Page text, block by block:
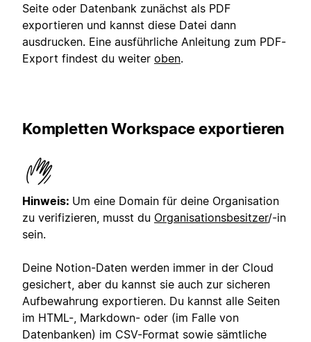
Seite oder Datenbank zunächst als PDF
exportieren und kannst diese Datei dann
ausdrucken. Eine ausführliche Anleitung zum PDF-
Export findest du weiter oben.
Kompletten Workspace exportieren
Hinweis: Um eine Domain für deine Organisation
zu verifizieren, musst du Organisationsbesitzer/-in
sein.
Deine Notion-Daten werden immer in der Cloud
gesichert, aber du kannst sie auch zur sicheren
Aufbewahrung exportieren. Du kannst alle Seiten
im HTML-, Markdown- oder (im Falle von
Datenbanken) im CSV-Format sowie sämtliche